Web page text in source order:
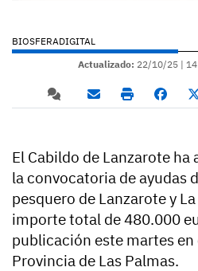
BIOSFERADIGITAL
Actualizado: 22/10/25 |
El Cabildo de Lanzarote ha
la convocatoria de ayudas
pesquero de Lanzarote y
importe total de 480.000
publicación este martes
Provincia de Las Palmas.